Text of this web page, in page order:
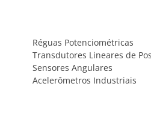
Réguas Potenciométricas
Transdutores Lineares de
Sensores Angulares
Acelerômetros Industriais